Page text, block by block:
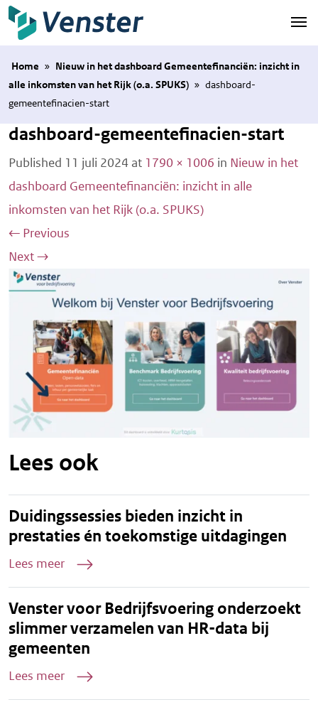
Naar hoofdinhoud
Home » Nieuw in het dashboard Gemeentefinanciën: inzicht in
alle inkomsten van het Rijk (o.a. SPUKS) » dashboard-
gemeentefinacien-start
dashboard-gemeentefinacien-start
Published 11 juli 2024 at 1790 × 1006 in Nieuw in het
dashboard Gemeentefinanciën: inzicht in alle
inkomsten van het Rijk (o.a. SPUKS)
← Previous
Next→
Lees ook
Duidingssessies bieden inzicht in
prestaties én toekomstige uitdagingen
Lees meer
Venster voor Bedrijfsvoering onderzoekt
slimmer verzamelen van HR-data bij
gemeenten
Lees meer